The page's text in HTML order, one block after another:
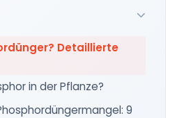
Detaillierte
in der Pflanze?
9